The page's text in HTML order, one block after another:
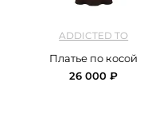
ADDICTED TO
Платье по косой
26 000 ₽